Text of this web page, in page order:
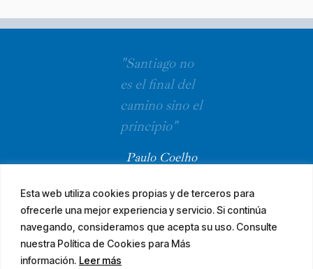
Esta web utiliza cookies propias y de terceros para
ofrecerle una mejor experiencia y servicio. Si continúa
navegando, consideramos que acepta su uso. Consulte
nuestra Política de Cookies para Más
información. Leer más
"Santiago no
es el final del
camino sino el
principio"
Paulo Coelho